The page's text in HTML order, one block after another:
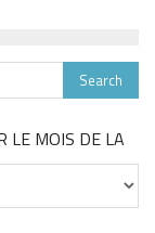
LE MOIS DE LA